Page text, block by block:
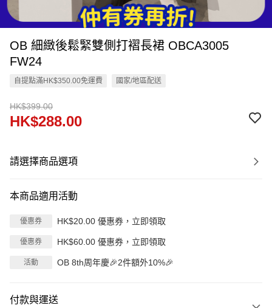
OB 細緻後鬆緊雙側打褶長裙 OBCA3005
FW24
自提點滿HK$350.00免運費 國家/地區配送
HK$399.00
HK$288.00
請選擇商品選項
本商品適用活動
優惠券 HK$20.00 優惠券，立即領取
優惠券 HK$60.00 優惠券，立即領取
活動 OB 8th周年慶🎉2件額外10%🎉
付款與運送